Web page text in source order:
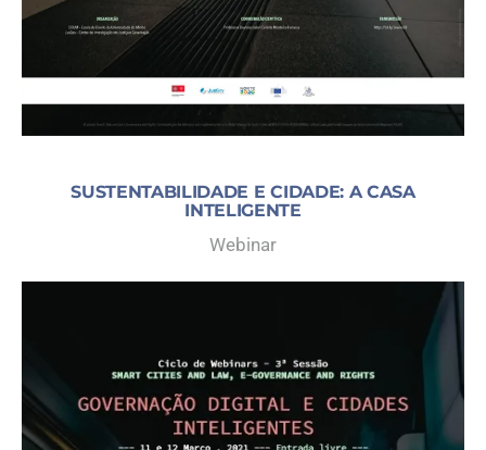
SUSTENTABILIDADE E CIDADE: A CASA
INTELIGENTE
Webinar